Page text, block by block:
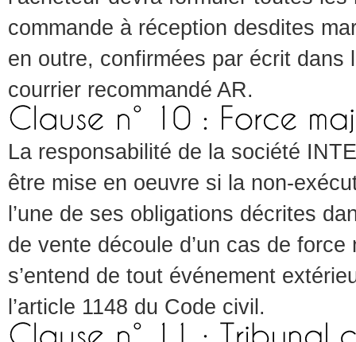
commande à réception desdites
en outre, confirmées par écrit
courrier recommandé AR.
La responsabilité de la société
être mise en oeuvre si la non-
l’une de ses obligations décrites
de vente découle d’un cas de
s’entend de tout événement
l’article 1148 du Code civil.